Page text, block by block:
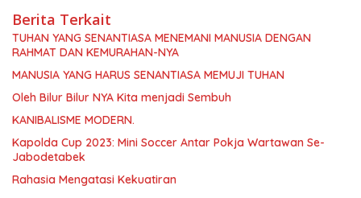
Berita Terkait
TUHAN YANG SENANTIASA MENEMANI MANUSIA DENGAN
RAHMAT DAN KEMURAHAN-NYA
MANUSIA YANG HARUS SENANTIASA MEMUJI TUHAN
Oleh Bilur Bilur NYA Kita menjadi Sembuh
KANIBALISME MODERN.
Kapolda Cup 2023: Mini Soccer Antar Pokja Wartawan Se-
Jabodetabek
Rahasia Mengatasi Kekuatiran